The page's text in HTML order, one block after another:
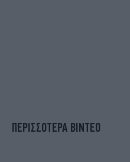
ΠΕΡΙΣΣΟΤΕΡΑ ΒΙΝΤΕΟ